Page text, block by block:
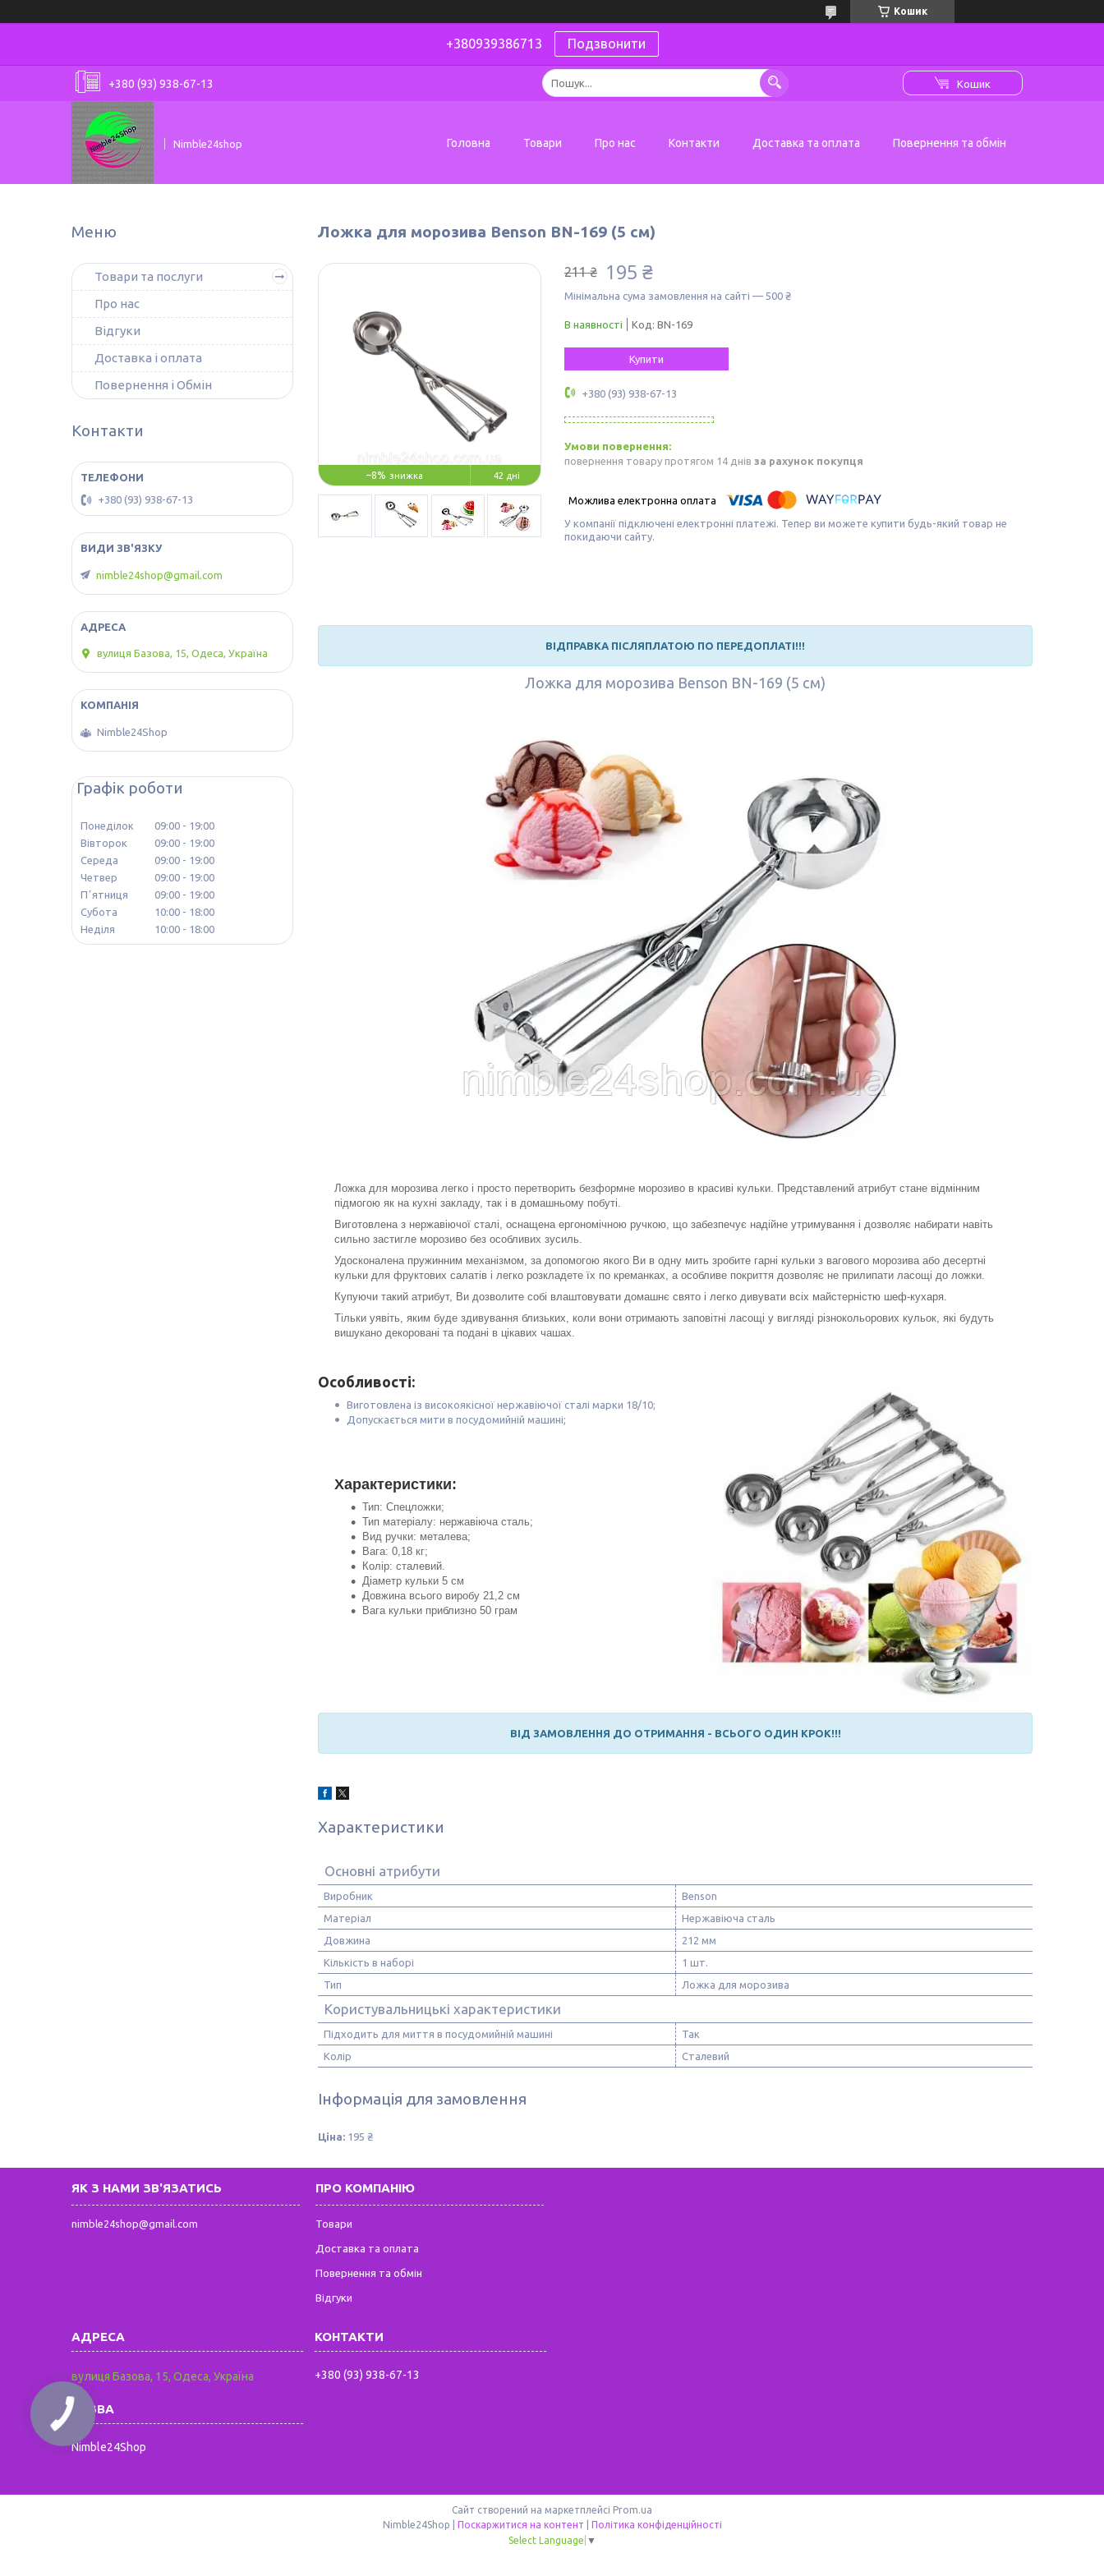
Кошик
+380939386713 Подзвонити
+380 (93) 938-67-13 Кошик
Nimble24shop Головна Товари Про нас Контакти Доставка та оплата Повернення та обмін
Ложка для морозива Benson BN-169 (5 см)
–8% 42 дні
211 ₴ 195 ₴
Мінімальна сума замовлення на сайті — 500 ₴
В наявності Код: BN-169
Купити
+380 (93) 938-67-13
повернення товару протягом 14 днів за рахунок покупця
У компанії підключені електронні платежі. Тепер ви можете купити будь-який товар не
покидаючи сайту.
ВІДПРАВКА ПІСЛЯПЛАТОЮ ПО ПЕРЕДОПЛАТІ!!!
Ложка для морозива Benson BN-169 (5 см)
Ложка для морозива легко і просто перетворить безформне морозиво в красиві кульки. Представлений атрибут стане відмінним
підмогою як на кухні закладу, так і в домашньому побуті.
Виготовлена з нержавіючої сталі, оснащена ергономічною ручкою, що забезпечує надійне утримування і дозволяє набирати навіть
сильно застигле морозиво без особливих зусиль.
Удосконалена пружинним механізмом, за допомогою якого Ви в одну мить зробите гарні кульки з вагового морозива або десертні
кульки для фруктових салатів і легко розкладете їх по креманках, а особливе покриття дозволяє не прилипати ласощі до ложки.
Купуючи такий атрибут, Ви дозволите собі влаштовувати домашнє свято і легко дивувати всіх майстерністю шеф-кухаря.
Тільки уявіть, яким буде здивування близьких, коли вони отримають заповітні ласощі у вигляді різнокольорових кульок, які будуть
вишукано декоровані та подані в цікавих чашах.
Особливості:
Виготовлена із високоякісної нержавіючої сталі марки 18/10;
Допускається мити в посудомийній машині;
Характеристики:
Тип: Спецложки;
Тип матеріалу: нержавіюча сталь;
Вид ручки: металева;
Вага: 0,18 кг;
Колір: сталевий.
Діаметр кульки 5 см
Довжина всього виробу 21,2 см
Вага кульки приблизно 50 грам
ВІД ЗАМОВЛЕННЯ ДО ОТРИМАННЯ - ВСЬОГО ОДИН КРОК!!!
Характеристики
Основні атрибути
Виробник
Benson
Матеріал
Нержавіюча сталь
Довжина
212 мм
Кількість в наборі
1 шт.
Тип
Ложка для морозива
Користувальницькі характеристики
Підходить для миття в посудомийній машині
Так
Колір
Сталевий
Інформація для замовлення
Ціна: 195 ₴
Товари та послуги
Про нас
Відгуки
Доставка і оплата
Повернення і Обмін
Контакти
+380 (93) 938-67-13
nimble24shop@gmail.com
вулиця Базова, 15, Одеса, Україна
Nimble24Shop
Графік роботи
Понеділок 09:00
19:00
Вівторок
09:00
19:00
Середа
09:00
19:00
Четвер
09:00
19:00
Пʼятниця
09:00
19:00
Субота
10:00
18:00
Неділя
10:00 18:00
ЯК З НАМИ ЗВ'ЯЗАТИСЬ
nimble24shop@gmail.com
ПРО КОМПАНІЮ
Товари
Доставка та оплата
Повернення та обмін
Відгуки
вулиця Базова, 15, Одеса, Україна
Nimble24Shop
+380 (93) 938-67-13
Сайт створений на маркетплейсі Prom.ua
Поскаржитися на контент
Політика конфіденційності
Select Language ▼